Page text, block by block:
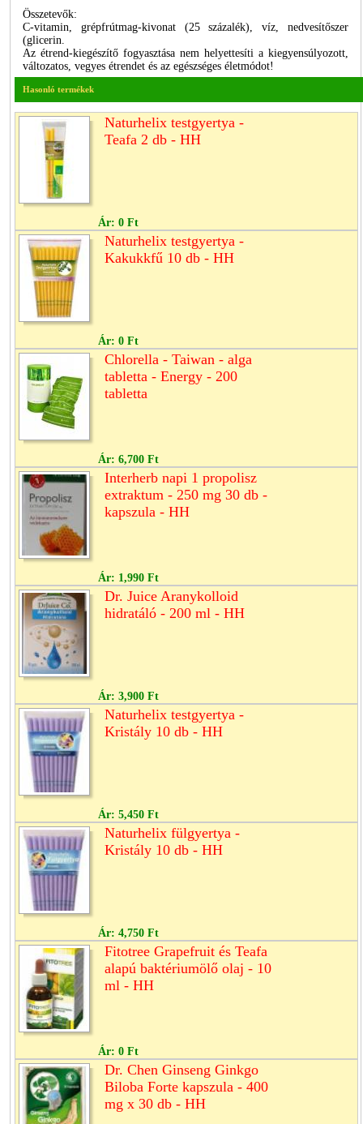
Összetevők:
C-vitamin, grépfrútmag-kivonat (25 százalék), víz, nedvesítőszer
(glicerin.
Az étrend-kiegészítő fogyasztása nem helyettesíti a kiegyensúlyozott,
változatos, vegyes étrendet és az egészséges életmódot!
Hasonló termékek
Naturhelix testgyertya -
Teafa 2 db - HH
Ár: 0 Ft
Naturhelix testgyertya -
Kakukkfű 10 db - HH
Ár: 0 Ft
Chlorella - Taiwan - alga
tabletta - Energy - 200
tabletta
Ár: 6,700 Ft
Interherb napi 1 propolisz
extraktum - 250 mg 30 db -
kapszula - HH
Ár: 1,990 Ft
Dr. Juice Aranykolloid
hidratáló - 200 ml - HH
Ár: 3,900 Ft
Naturhelix testgyertya -
Kristály 10 db - HH
Ár: 5,450 Ft
Naturhelix fülgyertya -
Kristály 10 db - HH
Ár: 4,750 Ft
Fitotree Grapefruit és Teafa
alapú baktériumölő olaj - 10
ml - HH
Ár: 0 Ft
Dr. Chen Ginseng Ginkgo
Biloba Forte kapszula - 400
mg x 30 db - HH